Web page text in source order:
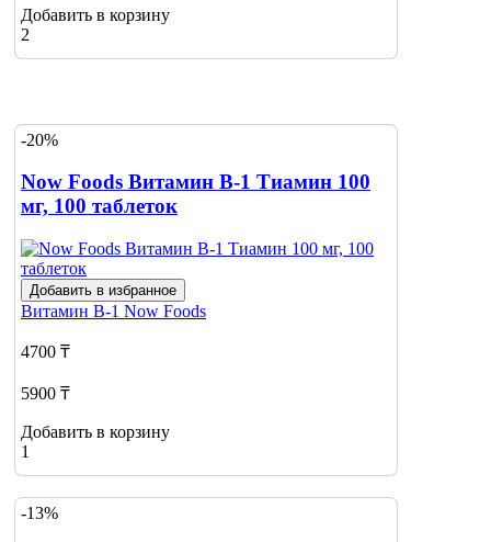
Добавить в корзину
2
-20%
Now Foods Витамин В-1 Тиамин 100
мг, 100 таблеток
Добавить в избранное
Витамин В-1 Now Foods
4700 ₸
5900 ₸
Добавить в корзину
1
-13%